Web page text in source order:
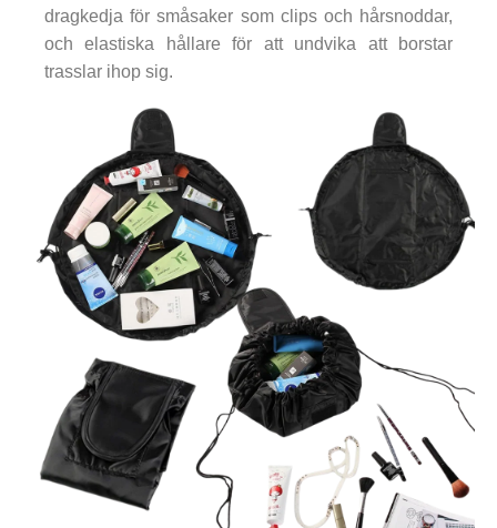
dragkedja för småsaker som clips och hårsnoddar,
och elastiska hållare för att undvika att borstar
trasslar ihop sig.